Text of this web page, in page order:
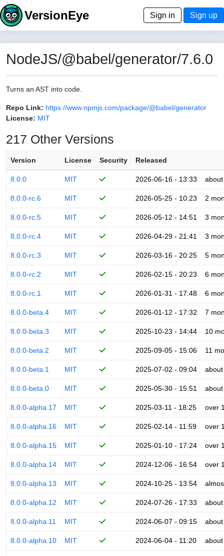
VersionEye Sign in Sign up
NodeJS/@babel/generator/7.6.0
Turns an AST into code.
Repo Link: https://www.npmjs.com/package/@babel/generator
License: MIT
217 Other Versions
Version License Security Released
8.0.0 MIT 2026-06-16 - 13:33
8.0.0-rc.6 MIT 2026-05-25 - 10:23 2
8.0.0-rc.5 MIT 2026-05-12 - 14:51 3
8.0.0-rc.4 MIT 2026-04-29 - 21:41 3
8.0.0-rc.3 MIT 2026-03-16 - 20:25 5
8.0.0-rc.2 MIT 2026-02-15 - 20:23 6
8.0.0-rc.1 MIT 2026-01-31 - 17:48 6
8.0.0-beta.4 MIT 2026-01-12 - 17:32 7
8.0.0-beta.3 MIT 2025-10-23 - 14:44 10
8.0.0-beta.2 MIT 2025-09-05 - 15:06 11
8.0.0-beta.1 MIT 2025-07-02 - 09:04
8.0.0-beta.0 MIT 2025-05-30 - 15:51
8.0.0-alpha.17 MIT 2025-03-11 - 18:25 over
8.0.0-alpha.16 MIT 2025-02-14 - 11:59 over
8.0.0-alpha.15 MIT 2025-01-10 - 17:24 over
8.0.0-alpha.14 MIT 2024-12-06 - 16:54 over
8.0.0-alpha.13 MIT 2024-10-25 - 13:54
8.0.0-alpha.12 MIT 2024-07-26 - 17:33
8.0.0-alpha.11 MIT 2024-06-07 - 09:15
8.0.0-alpha.10 MIT 2024-06-04 - 11:20